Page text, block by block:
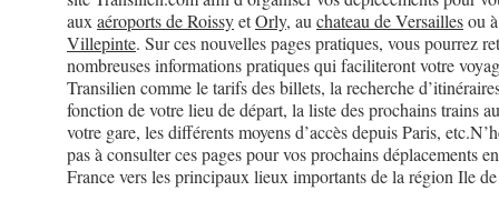
auxaéroports de RoissyetOrly, auchateau de Versaillesou
Villepinte. Sur ces nouvelles pages pratiques, vous pourrez
nombreuses informations pratiques qui faciliteront votre
Transilien comme le tarifs des billets, la recherche
fonction de votre lieu de départ, la liste des prochains trains
votre gare, les différents moyens d’accès depuis Paris,
pas à consulter ces pages pour vos prochains déplacements
France vers les principaux lieux importants de la région Ile